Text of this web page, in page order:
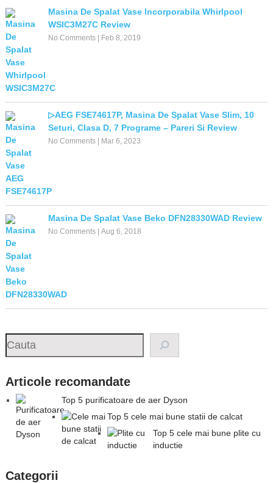
Masina De Spalat Vase Incorporabila Whirlpool
WSIC3M27C Review
No Comments| Feb 8, 2019
▷AEG FSE74617P, Masina De Spalat Vase Slim, 10
Seturi, Clasa D, 7 Programe – Pareri Si Review
No Comments| Mar 6, 2023
Masina De Spalat Vase Beko DFN28330WAD Review
No Comments| Aug 6, 2018
Search
Articole recomandate
Top 5 purificatoare de aer Dyson
Top 5 cele mai bune statii de calcat
Top 5 cele mai bune plite cu
inductie
Categorii